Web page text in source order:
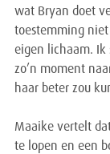
wat Bryan doet
toestemming niet
eigen lichaam. Ik
zo’n moment
haar beter zou
Maaike vertelt
te lopen en een